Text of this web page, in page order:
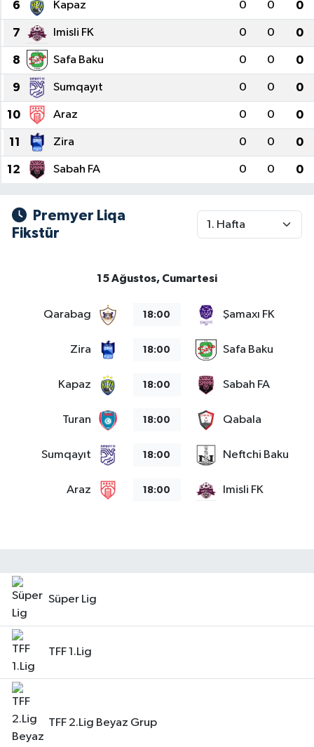
6 Kapaz 0 0 0
7 Imisli FK 0 0 0
8 Safa Baku 0 0 0
9 Sumqayıt 0 0 0
10 Araz 0 0 0
11 Zira 0 0 0
12 Sabah FA 0 0 0
Premyer Liqa
Fikstür
15 Ağustos, Cumartesi
Qarabag 18:00 Şamaxı FK
Zira 18:00 Safa Baku
Kapaz 18:00 Sabah FA
Turan 18:00 Qabala
Sumqayıt 18:00 Neftchi Baku
Araz 18:00 Imisli FK
Süper Lig
TFF 1.Lig
TFF 2.Lig Beyaz Grup